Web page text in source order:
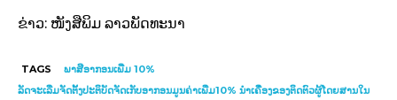
ຂ່າວ: ໜັງສືພິມ ລາວພັດທະນາ
TAGS
ພາສີອາກອນເພີ່ມ 10%
ລັດຈະເລີ່ມຈັດຕັ້ງປະຕິບັດຈັດເກັບອາກອນມູນຄ່າເພີ່ມ10% ນຳເຄື່ອງຂອງຕິດຕົວຜູ້ໂດຍສານໃນ